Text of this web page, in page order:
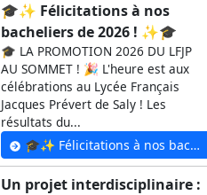
🎓✨ Félicitations à nos
bacheliers de 2026 ! ✨🎓
🎓 LA PROMOTION 2026 DU LFJP
AU SOMMET ! 🎉 L'heure est aux
célébrations au Lycée Français
Jacques Prévert de Saly ! Les
résultats du...
🎓✨ Félicitations à nos bacheliers de 2026 ! ✨🎓
Un projet interdisciplinaire :